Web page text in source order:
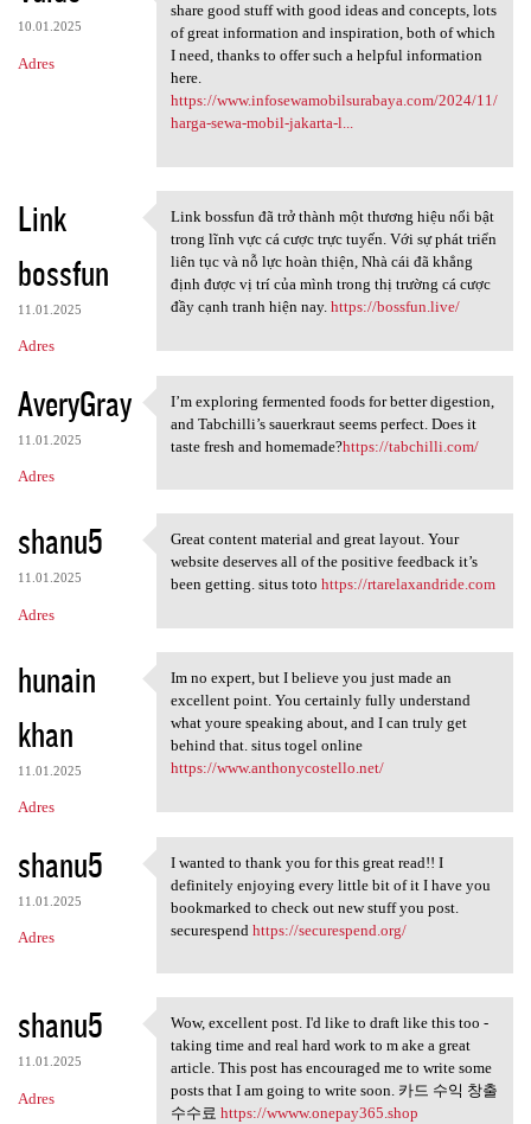
10.01.2025
Adres
share good stuff with good ideas and concepts, lots
of great information and inspiration, both of which
I need, thanks to offer such a helpful information
here.
https://www.infosewamobilsurabaya.com/2024/11/
harga-sewa-mobil-jakarta-l...
Link
bossfun
11.01.2025
Adres
Link bossfun đã trở thành một
Link bossfun đã trở thành một thương hiệu nổi bật
trong lĩnh vực cá cược trực tuyến. Với sự phát triển
liên tục và nỗ lực hoàn thiện, Nhà cái đã khẳng
định được vị trí của mình trong thị trường cá cược
đầy cạnh tranh hiện nay. https://bossfun.live/
AveryGray
11.01.2025
Adres
I’m exploring fermented foods
I’m exploring fermented foods for better digestion,
and Tabchilli’s sauerkraut seems perfect. Does it
taste fresh and homemade?https://tabchilli.com/
shanu5
11.01.2025
Adres
Great content material and
Great content material and great layout. Your
website deserves all of the positive feedback it’s
been getting. situs toto https://rtarelaxandride.com
hunain
khan
11.01.2025
Adres
Im no expert, but I believe
Im no expert, but I believe you just made an
excellent point. You certainly fully understand
what youre speaking about, and I can truly get
behind that. situs togel online
https://www.anthonycostello.net/
shanu5
11.01.2025
Adres
I wanted to thank you for
I wanted to thank you for this great read!! I
definitely enjoying every little bit of it I have you
bookmarked to check out new stuff you post.
securespend https://securespend.org/
shanu5
11.01.2025
Adres
Wow, excellent post. I'd like
Wow, excellent post. I'd like to draft like this too -
taking time and real hard work to m ake a great
article. This post has encouraged me to write some
posts that I am going to write soon. 카드 수익 창출
수수료 https://wwww.onepay365.shop